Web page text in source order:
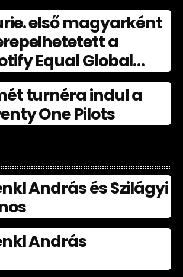
első magyarként
a
Equal Global
turnéra indul a
One Pilots
András és Szilágyi
András